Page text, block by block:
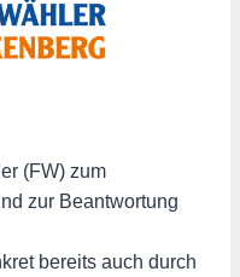
(FW) zum
zur Beantwortung
bereits auch durch